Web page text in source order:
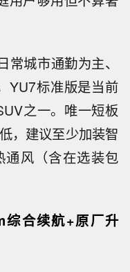
城市通勤为主、
YU7标准版是当前
之一。唯一短板
，建议至少加装智
通风（含在选装包
综合续航+原厂升